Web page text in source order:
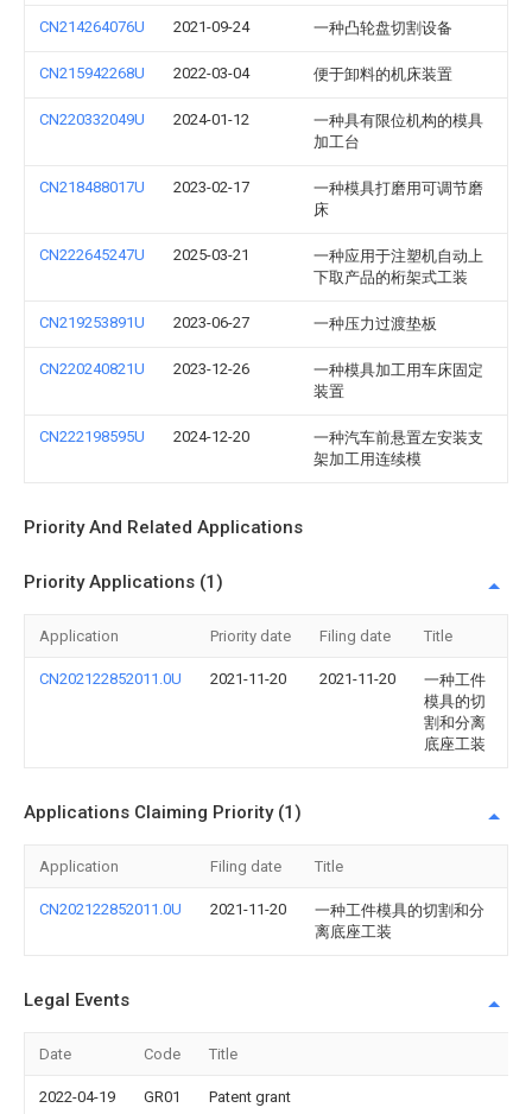
CN214264076U 2021-09-24 一种凸轮盘切割设备
CN215942268U 2022-03-04 便于卸料的机床装置
CN220332049U 2024-01-12
一种具有限位机构的模具
加工台
CN218488017U 2023-02-17
一种模具打磨用可调节磨
床
CN222645247U 2025-03-21
一种应用于注塑机自动上
下取产品的桁架式工装
CN219253891U 2023-06-27 一种压力过渡垫板
CN220240821U 2023-12-26
一种模具加工用车床固定
装置
CN222198595U 2024-12-20
一种汽车前悬置左安装支
架加工用连续模
Priority And Related Applications
Priority Applications (1)
Application Priority date Filing date Title
CN202122852011.0U 2021-11-20 2021-11-20
一种工件
模具的切
割和分离
底座工装
Applications Claiming Priority (1)
Application Filing date Title
CN202122852011.0U 2021-11-20
一种工件模具的切割和分
离底座工装
Legal Events
Date Code Title
2022-04-19 GR01 Patent grant